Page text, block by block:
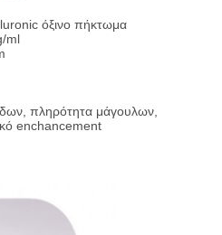
όξινο πήκτωμα
ml
πληρότητα μάγουλων,
enchancement